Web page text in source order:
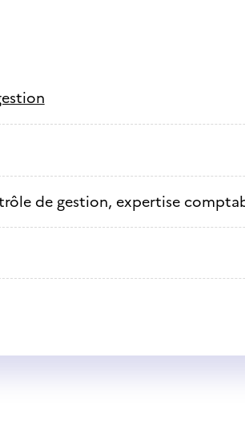
de gestion, expertise